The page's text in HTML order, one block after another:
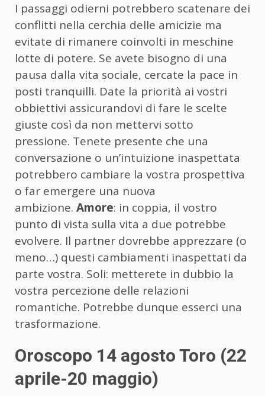
I passaggi odierni potrebbero scatenare dei
conflitti nella cerchia delle amicizie ma
evitate di rimanere coinvolti in meschine
lotte di potere. Se avete bisogno di una
pausa dalla vita sociale, cercate la pace in
posti tranquilli. Date la priorità ai vostri
obbiettivi assicurandovi di fare le scelte
giuste così da non mettervi sotto
pressione. Tenete presente che una
conversazione o un’intuizione inaspettata
potrebbero cambiare la vostra prospettiva
o far emergere una nuova
ambizione. Amore: in coppia, il vostro
punto di vista sulla vita a due potrebbe
evolvere. Il partner dovrebbe apprezzare (o
meno…) questi cambiamenti inaspettati da
parte vostra. Soli: metterete in dubbio la
vostra percezione delle relazioni
romantiche. Potrebbe dunque esserci una
trasformazione.
Oroscopo 14 agosto Toro (22
aprile-20 maggio)